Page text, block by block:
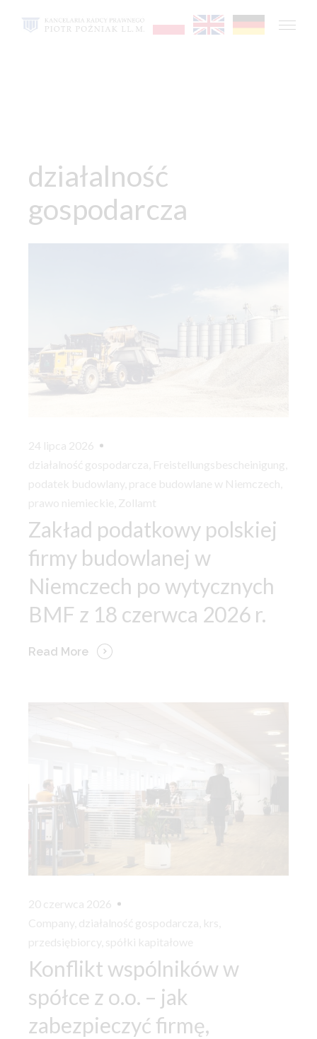
działalność
gospodarcza
24 lipca 2026
działalność gospodarcza Freistellungsbescheinigung
podatek budowlany prace budowlane w Niemczech
prawo niemieckie
Zollamt
Zakład podatkowy polskiej
firmy budowlanej w
Niemczech po wytycznych
BMF z 18 czerwca 2026 r.
Read More
20 czerwca 2026
Company działalność gospodarcza krs
przedsiębiorcy
spółki kapitałowe
Konflikt wspólników w
spółce z o.o. – jak
zabezpieczyć firmę,